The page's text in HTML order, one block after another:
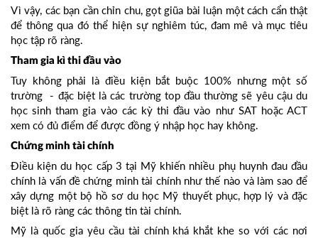
Vì vậy, các bạn cần chỉn chu, gọt giũa bài luận một cách cẩn thật
để thông qua đó thể hiện sự nghiêm túc, đam mê và mục tiêu
học tập rõ ràng.
Tham gia kì thi đầu vào
Tuy không phải là điều kiện bắt buộc 100% nhưng một số
trường - đặc biệt là các trường top đầu thường sẽ yêu cậu du
học sinh tham gia vào các kỳ thi đầu vào như SAT hoặc ACT
xem có đủ điểm để được đồng ý nhập học hay không.
Chứng minh tài chính
Điều kiện du học cấp 3 tại Mỹ khiến nhiều phụ huynh đau đầu
chính là vấn đề chứng minh tài chính như thế nào và làm sao để
xây dựng một bộ hồ sơ du học Mỹ thuyết phục, hợp lý và đặc
biệt là rõ ràng các thông tin tài chính.
Mỹ là quốc gia yêu cầu tài chính khá khắt khe so với các nơi